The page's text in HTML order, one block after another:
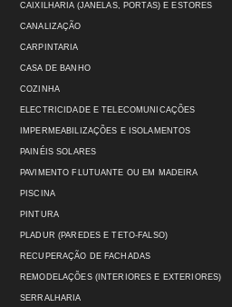
CAIXILHARIA (JANELAS, PORTAS) E ESTORES
CANALIZAÇÃO
CARPINTARIA
CASA DE BANHO
COZINHA
ELECTRICIDADE E TELECOMUNICAÇÕES
IMPERMEABILIZAÇÕES E ISOLAMENTOS
PAINÉIS SOLARES
PAVIMENTO FLUTUANTE OU EM MADEIRA
PISCINA
PINTURA
PLADUR (PAREDES E TETO-FALSO)
RECUPERAÇÃO DE FACHADAS
REMODELAÇÕES (INTERIORES E EXTERIORES)
SERRALHARIA